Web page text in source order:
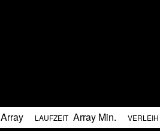
Array LAUFZEIT Array Min. VERLEIH